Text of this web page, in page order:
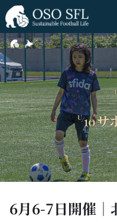
6月6-7日開催｜